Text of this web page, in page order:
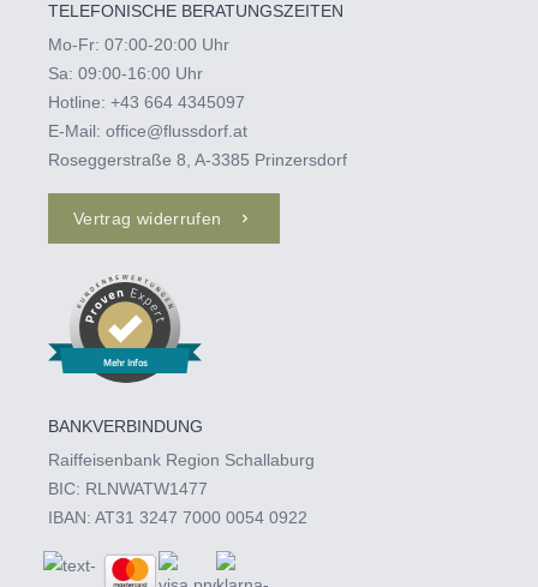
TELEFONISCHE BERATUNGSZEITEN
Mo-Fr: 07:00-20:00 Uhr
Sa: 09:00-16:00 Uhr
Hotline: +43 664 4345097‬
E-Mail: office@flussdorf.at
Roseggerstraße 8, A-3385 Prinzersdorf
Vertrag widerrufen
Mehr Infos
BANKVERBINDUNG
Raiffeisenbank Region Schallaburg
BIC: RLNWATW1477
IBAN: AT31 3247 7000 0054 0922